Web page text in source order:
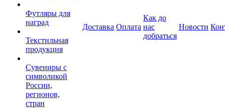
Футляры для
наград
Текстильная
продукция
Сувениры с
символикой
России,
регионов,
стран
Доставка Оплата
Как до
нас
добраться
Новости